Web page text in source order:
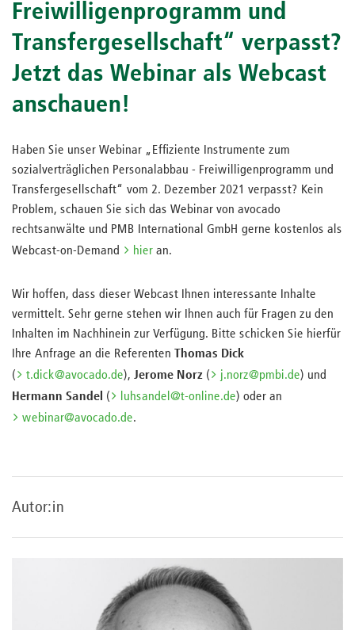
Freiwilligenprogramm und
Transfergesellschaft“ verpasst?
Jetzt das Webinar als Webcast
anschauen!
Haben Sie unser Webinar „Effiziente Instrumente zum
sozialverträglichen Personalabbau - Freiwilligenprogramm und
Transfergesellschaft“ vom 2. Dezember 2021 verpasst? Kein
Problem, schauen Sie sich das Webinar von avocado
rechtsanwälte und PMB International GmbH gerne kostenlos als
Webcast-on-Demand
hier an.
Wir hoffen, dass dieser Webcast Ihnen interessante Inhalte
vermittelt. Sehr gerne stehen wir Ihnen auch für Fragen zu den
Inhalten im Nachhinein zur Verfügung. Bitte schicken Sie hierfür
Ihre Anfrage an die Referenten
Thomas Dick
(
t.dick@avocado.de), Jerome Norz ( j.norz@pmbi.de) und
Hermann Sandel ( luhsandel@t-online.de) oder an
webinar@avocado.de.
Autor:in